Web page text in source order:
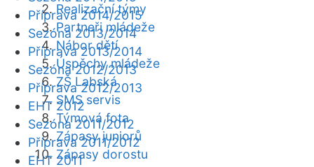
Realizační týmy
Partneři mládeže
Nábor dětí
Úspěchy mládeže
ZŠ Labská
SMS servis
Týmová fota
Zápasy juniorů
Zápasy dorostu
Příprava 2014/2015
Sezóna 2013/2014
Příprava 2013/2014
Sezóna 2012/2013
Příprava 2012/2013
EHT 2012
Sezóna 2011/2012
Příprava 2011/2012
EHT 2011